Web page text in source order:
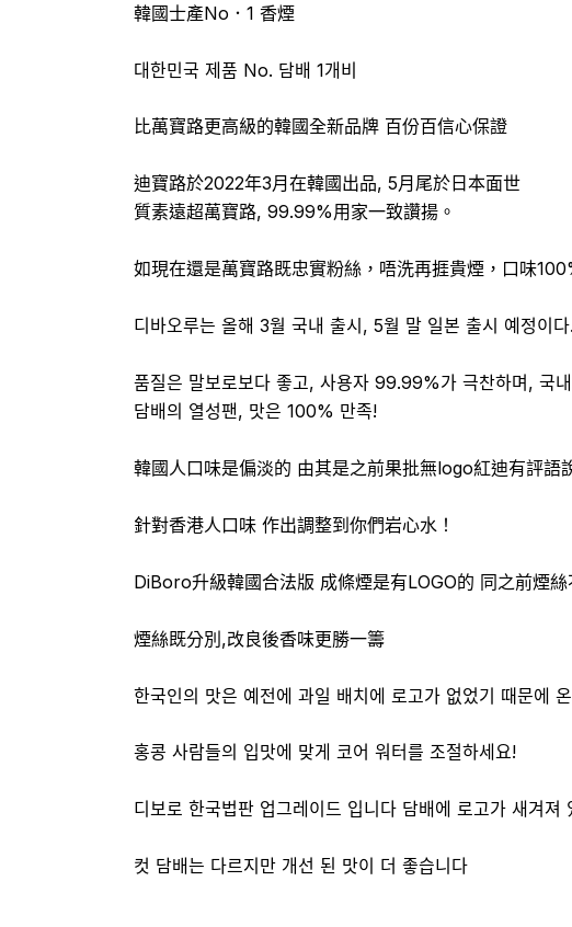
韓國士產No．1 香煙
대한민국 제품 No. 담배 1개비
比萬寶路更高級的韓國全新品牌 百份百信心保證
迪寶路於2022年3月在韓國出品, 5月尾於日本面世
質素遠超萬寶路, 99.99%用家一致讚揚。
如現在還是萬寶路既忠實粉絲，唔洗再捱貴煙，口味
디바오루는 올해 3월 국내 출시, 5월 말 일본 출시 예정이다.
품질은 말보로보다 좋고, 사용자 99.99%가 극찬하며, 국
담배의 열성팬, 맛은 100% 만족!​
韓國人口味是偏淡的 由其是之前果批無logo紅迪有評語
針對香港人口味 作出調整到你們岩心水！
DiBoro升級韓國合法版 成條煙是有LOGO的 同之前煙
煙絲既分別,改良後香味更勝一籌
한국인의 맛은 예전에 과일 배치에 로고가 없었기 때문에
홍콩 사람들의 입맛에 맞게 코어 워터를 조절하세요!
디보로 한국법판 업그레이드 입니다 담배에 로고가 새겨
컷 담배는 다르지만 개선 된 맛이 더 좋습니다